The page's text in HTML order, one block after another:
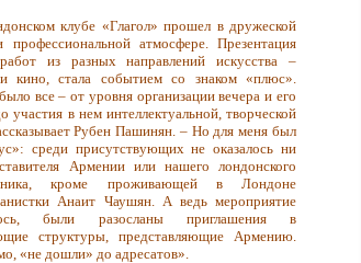
клубе «Глагол» прошел в дружеской
профессиональной атмосфере. Презентация
из разных направлений искусства –
кино, стала событием со знаком «плюс».
все – от уровня организации вечера и его
участия в нем интеллектуальной, творческой
Рубен Пашинян. – Но для меня был
среди присутствующих не оказалось ни
Армении или нашего лондонского
кроме проживающей в Лондоне
Анаит Чаушян. А ведь мероприятие
были разосланы приглашения в
структуры, представляющие Армению.
«не дошли» до адресатов».